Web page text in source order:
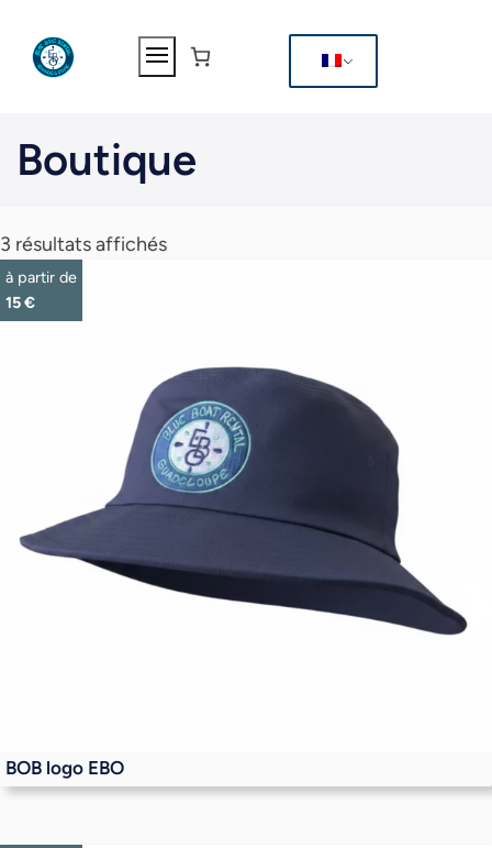
contenu
Boutique
3 résultats affichés
à partir de
15€
BOB logo EBO